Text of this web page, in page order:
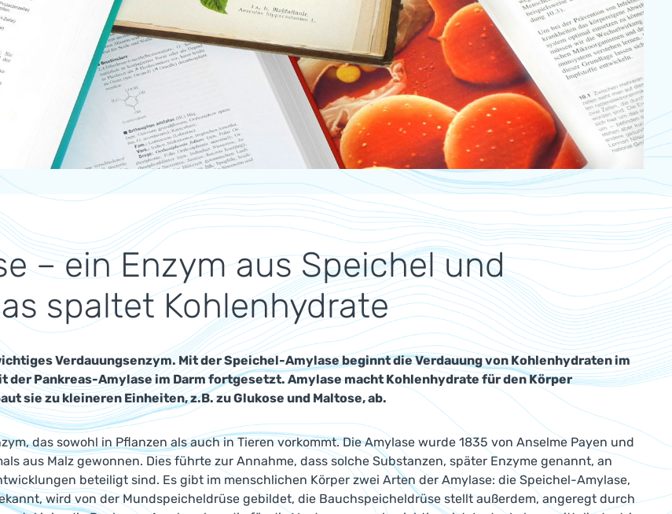
– ein Enzym aus Speichel und
spaltet Kohlenhydrate
Verdauungsenzym. Mit der Speichel-Amylase beginnt die Verdauung von Kohlenhydraten im
der Pankreas-Amylase im Darm fortgesetzt. Amylase macht Kohlenhydrate für den Körper
sie zu kleineren Einheiten, z.B. zu Glukose und Maltose, ab.
das sowohl in Pflanzen als auch in Tieren vorkommt. Die Amylase wurde 1835 von Anselme Payen und
aus Malz gewonnen. Dies führte zur Annahme, dass solche Substanzen, später Enzyme genannt, an
beteiligt sind. Es gibt im menschlichen Körper zwei Arten der Amylase: die Speichel-Amylase,
wird von der Mundspeicheldrüse gebildet, die Bauchspeicheldrüse stellt außerdem, angeregt durch